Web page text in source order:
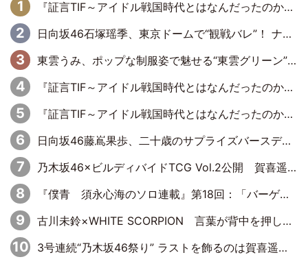
『証言TIF～アイドル戦国時代とはなんだったのか～』第6回：でんぱ組.inc・古川未鈴×相沢梨紗「『ハロプロやりたかったな』って言ったら、夢眠ねむさんに『てめえはでんぱ組．incなんだよ！』って肩パンされて(笑)」
日向坂46石塚瑶季、東京ドームで“観戦バレ”！ ナイツ・塙も認めた「巨人に詳しすぎるアイドル」は元VENUSスクール生で杉内コーチ推し⁉
東雲うみ、ポップな制服姿で魅せる“東雲グリーン”の正体
『証言TIF～アイドル戦国時代とはなんだったのか～』第8回：Negicco・Nao☆×Megu×Kaede「東京からオファーが来たのと、梨の皮剥きとどっちが大事なんだって」
『証言TIF～アイドル戦国時代とはなんだったのか～』第10回：さくら学院・武藤彩未×飯田らうら「正直、中3で辞めるというのを信じてなくて。そう言われてはいたけど、嘘でしょって」
日向坂46藤嶌果歩、二十歳のサプライズバースデーに大喜び「頼られる先輩になれるように努力していきたい」
乃木坂46×ビルディバイドTCG Vol.2公開 賀喜遥香＆田村真佑が『京まふ』ステージに登壇
『僕青 須永心海のソロ連載』第18回：「バーゲンセールハンターみうな inしまむら」編
古川未鈴×WHITE SCORPION 言葉が背中を押した“それぞれの決意”
3号連続“乃木坂46祭り” ラストを飾るのは賀喜遥香…5年ぶりの登場に「5年分大人になった私を見ていただけたら」